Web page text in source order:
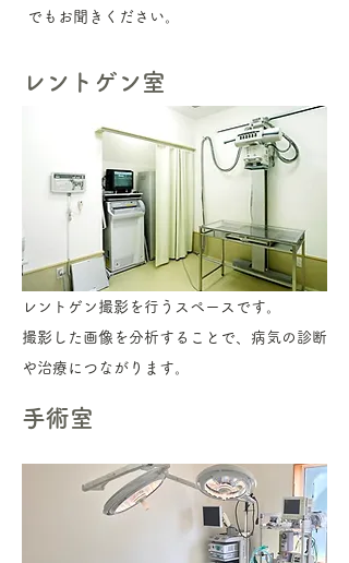
でもお聞きください。
レントゲン室
レントゲン撮影を行うスペースです。
撮影した画像を分析することで、病気の診断
や治療につながります。
手術室